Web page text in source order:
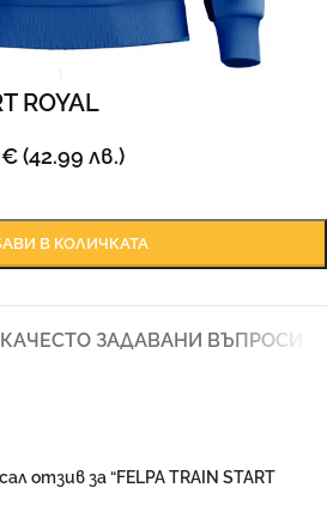
ROYAL
€(42.99 лв.)
В КОЛИЧКАТА
ЧЕСТО ЗАДАВАНИ ВЪПРОСИ
отзив за “FELPA TRAIN START